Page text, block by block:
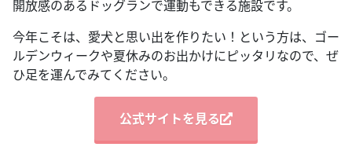
開放感のあるドッグランで運動もできる施設です。
今年こそは、愛犬と思い出を作りたい！という方は、ゴー
ルデンウィークや夏休みのお出かけにピッタリなので、ぜ
ひ足を運んでみてください。
公式サイトを見る